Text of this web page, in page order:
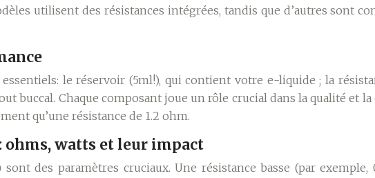
utilisent des résistances intégrées, tandis que d’autres sont
le réservoir (5ml!), qui contient votre e-liquide ; la
buccal. Chaque composant joue un rôle crucial dans la qualité et
qu’une résistance de 1.2 ohm.
ohms, watts et leur impact
des paramètres cruciaux. Une résistance basse (par